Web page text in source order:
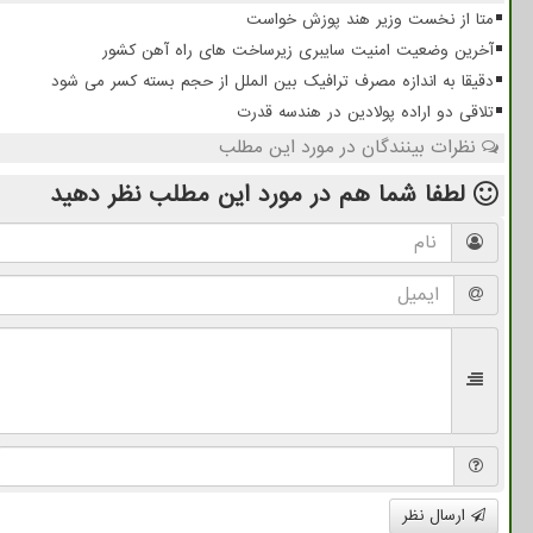
متا از نخست وزیر هند پوزش خواست
آخرین وضعیت امنیت سایبری زیرساخت های راه آهن کشور
دقیقا به اندازه مصرف ترافیک بین الملل از حجم بسته کسر می شود
تلاقی دو اراده پولادین در هندسه قدرت
نظرات بینندگان در مورد این مطلب
لطفا شما هم در مورد این مطلب نظر دهید
ارسال نظر